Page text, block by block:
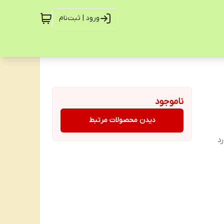
ورود | ثبت‌نام
ناموجود
دیدن محصولات مرتبط